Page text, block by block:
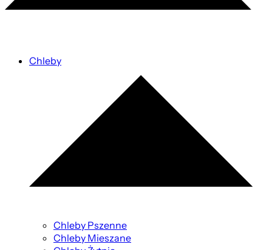
Chleby
Chleby Pszenne
Chleby Mieszane